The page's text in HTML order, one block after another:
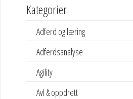
Kategorier
Adferd og læring
Adferdsanalyse
Agility
Avl & oppdrett